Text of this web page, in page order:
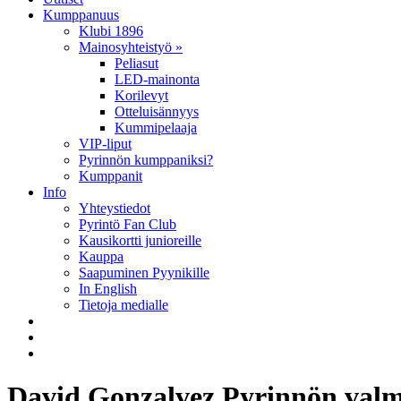
Kumppanuus
Klubi 1896
Mainosyhteistyö »
Peliasut
LED-mainonta
Korilevyt
Otteluisännyys
Kummipelaaja
VIP-liput
Pyrinnön kumppaniksi?
Kumppanit
Info
Yhteystiedot
Pyrintö Fan Club
Kausikortti junioreille
Kauppa
Saapuminen Pyynikille
In English
Tietoja medialle